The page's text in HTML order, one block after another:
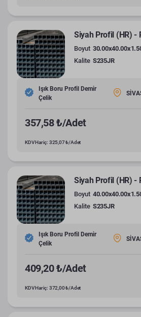
Siyah Profil (HR) -
Boyut
Kalite S235JR
Işık Boru Profil Demir
Çelik
357,58 ₺/Adet
KDV Hariç: 325,07 ₺/Adet
Siyah Profil (HR) -
Boyut
Kalite S235JR
Işık Boru Profil Demir
Çelik
409,20 ₺/Adet
KDV Hariç: 372,00 ₺/Adet